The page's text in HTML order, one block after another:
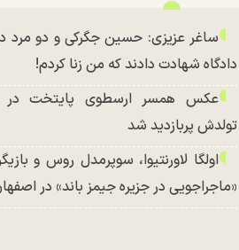
ساغر عزیزی: حسین جگرکی و دو مرد
دادگاه شهادت دادند که من زنا کردم!
عکس همسر ارسطوی پایتخت
تولدش پربازدید شد
اولگا لاورنتیوا، سوپرمدل روس و
«ماجراجویی در جزیره جیمز باند» در